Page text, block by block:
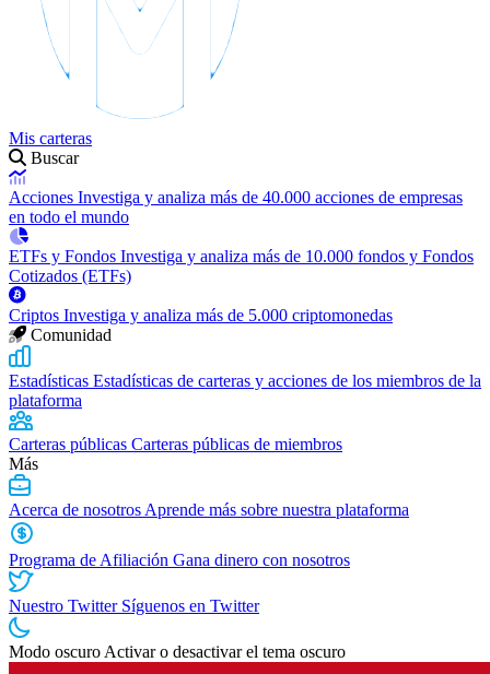
Mis carteras
Buscar
Acciones Investiga y analiza más de 40.000 acciones de empresas
en todo el mundo
ETFs y Fondos Investiga y analiza más de 10.000 fondos y Fondos
Cotizados (ETFs)
Criptos Investiga y analiza más de 5.000 criptomonedas
Comunidad
Estadísticas Estadísticas de carteras y acciones de los miembros de la
plataforma
Carteras públicas Carteras públicas de miembros
Más
Acerca de nosotros Aprende más sobre nuestra plataforma
Programa de Afiliación Gana dinero con nosotros
Nuestro Twitter Síguenos en Twitter
Modo oscuro Activar o desactivar el tema oscuro